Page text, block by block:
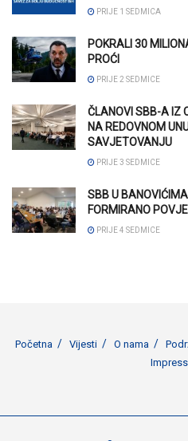
PRIJE 1 SEDMICA
POKRALI 30
PROĆI
PRIJE 2 SEDMICE
ČLANOVI SBB-A IZ
NA REDOVNOM
SAVJETOVANJU
PRIJE 3 SEDMICE
SBB U
FORMIRANO
PRIJE 4 SEDMICE
Početna Vijesti O nama